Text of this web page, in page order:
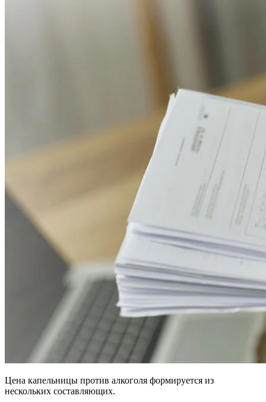
Цена капельницы против алкоголя формируется из
нескольких составляющих.